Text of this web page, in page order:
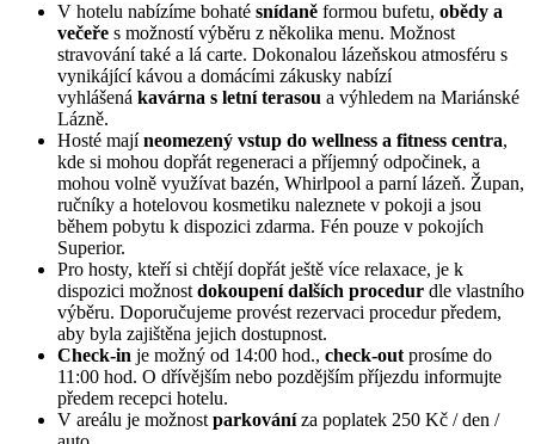
V hotelu nabízíme bohaté snídaně formou bufetu, obědy a
večeře s možností výběru z několika menu. Možnost
stravování také a lá carte. Dokonalou lázeňskou atmosféru s
vynikájící kávou a domácími zákusky nabízí
vyhlášená kavárna s letní terasou a výhledem na Mariánské
Lázně.
Hosté majíneomezený vstup do wellness a fitness centra,
kde si mohou dopřát regeneraci a příjemný odpočinek, a
mohou volně využívat bazén, Whirlpool a parní lázeň. Župan,
ručníky a hotelovou kosmetiku naleznete v pokoji a jsou
během pobytu k dispozici zdarma. Fén pouze v pokojích
Superior.
Pro hosty, kteří si chtějí dopřát ještě více relaxace, je k
dispozici možnost dokoupení dalších procedur dle vlastního
výběru. Doporučujeme provést rezervaci procedur předem,
aby byla zajištěna jejich dostupnost.
Check-in je možný od 14:00 hod., check-out prosíme do
11:00 hod. O dřívějším nebo pozdějším příjezdu informujte
předem recepci hotelu.
V areálu je možnost parkováníza poplatek 250 Kč / den /